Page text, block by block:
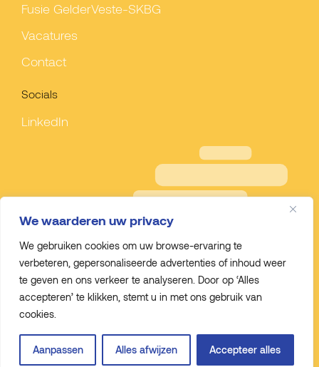
We waarderen uw privacy
We gebruiken cookies om uw browse-ervaring te
verbeteren, gepersonaliseerde advertenties of inhoud weer
te geven en ons verkeer te analyseren. Door op ‘Alles
accepteren’ te klikken, stemt u in met ons gebruik van
cookies.
Aanpassen Alles afwijzen Accepteer alles
Fusie GelderVeste-SKBG
Vacatures
Contact
Socials
LinkedIn
Privacy policy © Gelderveste